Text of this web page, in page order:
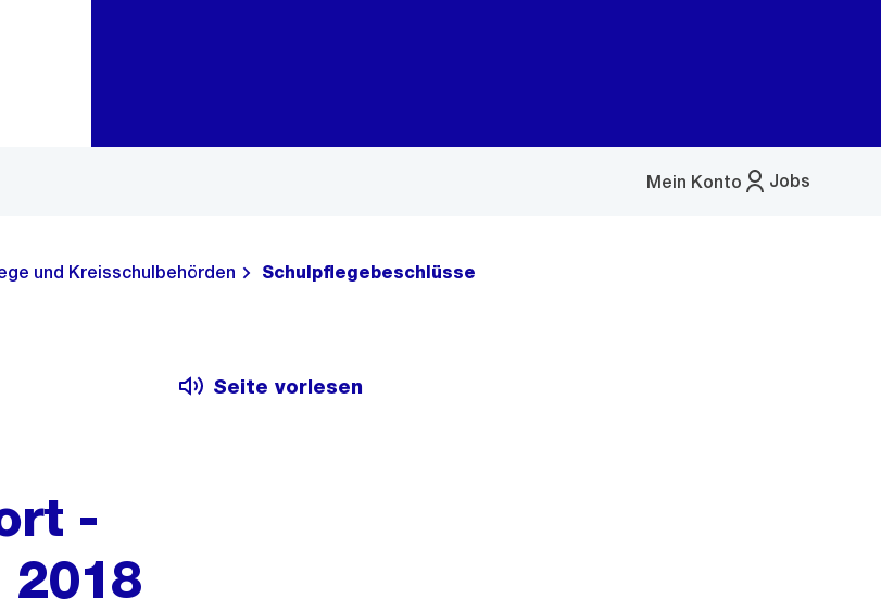
Jobs
Mein Konto
Menü
und Kreisschulbehörden Schulpflegebeschlüsse
Seite vorlesen
-